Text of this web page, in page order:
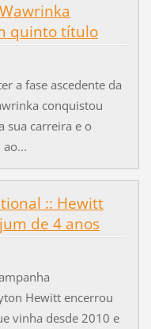
quinto título
a fase ascedente da
conquistou
sua carreira e o
ao...
:: Hewitt
de 4 anos
Hewitt encerrou
vinha desde 2010 e